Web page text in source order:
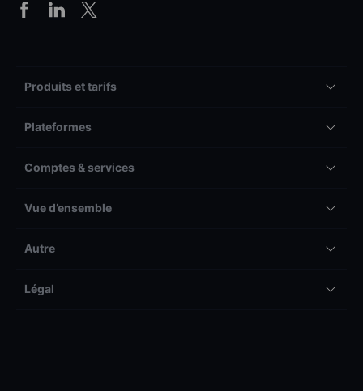
Produits et tarifs
Plateformes
Comptes & services
Vue d’ensemble
Autre
Légal